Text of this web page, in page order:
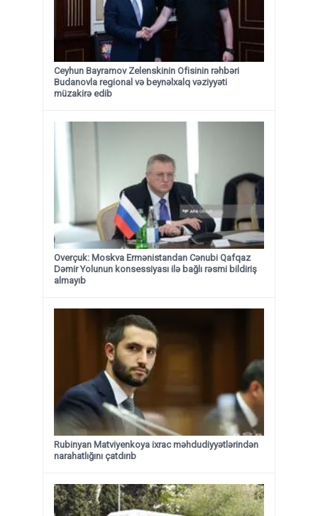
Ceyhun Bayramov Zelenskinin Ofisinin rəhbəri
Budanovla regional və beynəlxalq vəziyyəti
müzakirə edib
Overçuk: Moskva Ermənistandan Cənubi Qafqaz
Dəmir Yolunun konsessiyası ilə bağlı rəsmi bildiriş
almayıb
Rubinyan Matviyenkoya ixrac məhdudiyyətlərindən
narahatlığını çatdırıb